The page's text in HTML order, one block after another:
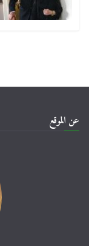
عن الموقع